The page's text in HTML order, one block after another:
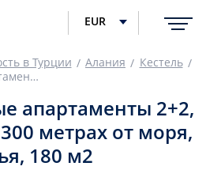
EUR
в Турции Алания
Кестель
Двухуровневые апартаменты 2+2, без мебели, в 300 метрах от моря, Кестель, Аланья, 180 м2
апартаменты 2+2,
метрах от моря,
180 м2